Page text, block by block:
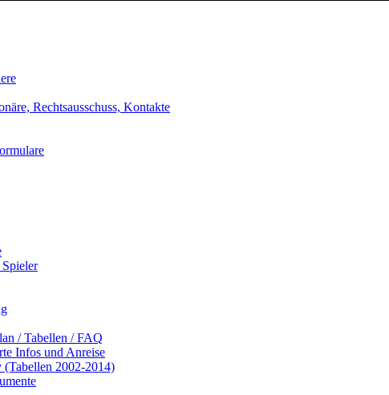
Rechtsausschuss, Kontakte
/ Tabellen / FAQ
Infos und Anreise
2002-2014)